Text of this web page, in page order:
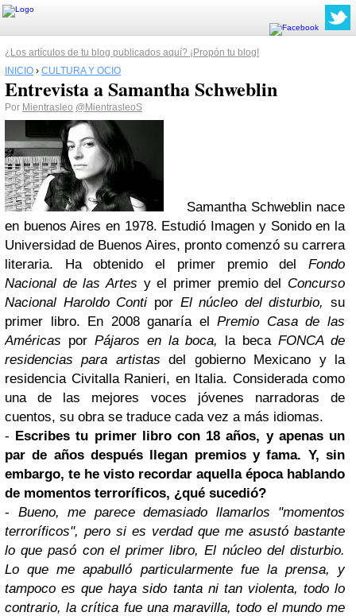
¿Los artículos de tu blog publicados aquí? ¡Propón tu blog!
INICIO › CULTURA Y OCIO
Entrevista a Samantha Schweblin
Por Mientrasleo @MientrasleoS
Samantha Schweblin nace
en buenos Aires en 1978. Estudió Imagen y Sonido en la
Universidad de Buenos Aires, pronto comenzó su carrera
literaria. Ha obtenido el primer premio del Fondo
Nacional de las Artes y el primer premio del Concurso
Nacional Haroldo Conti por El núcleo del disturbio, su
primer libro. En 2008 ganaría elPremio Casa de las
Américas por Pájaros en la boca, la becaFONCA de
residencias para artistas del gobierno Mexicano y la
residencia Civitalla Ranieri, en Italia. Considerada como
una de las mejores voces jóvenes narradoras de
cuentos, su obra se traduce cada vez a más idiomas.
- Escribes tu primer libro con 18 años, y apenas un
par de años después llegan premios y fama. Y, sin
embargo, te he visto recordar aquella época hablando
de momentos terroríficos, ¿qué sucedió?
- Bueno, me parece demasiado llamarlos "momentos
terroríficos", pero si es verdad que me asustó bastante
lo que pasó con el primer libro, El núcleo del disturbio.
Lo que me apabulló particularmente fue la prensa, y
tampoco es que haya sido tanta ni tan violenta, todo lo
contrario, la crítica fue una maravilla, todo el mundo me